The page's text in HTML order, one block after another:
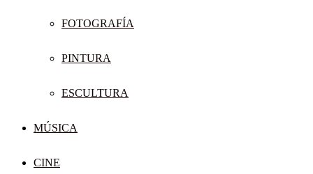
FOTOGRAFÍA
PINTURA
ESCULTURA
MÚSICA
CINE